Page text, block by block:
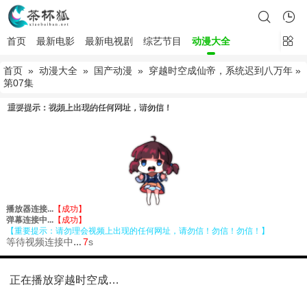
首页 最新电影 最新电视剧 综艺节目 动漫大全
首页 » 动漫大全 » 国产动漫 » 穿越时空成仙帝，系统迟到八万年 »
第07集
正在播放穿越时空成仙帝，系统迟到八万年第07集